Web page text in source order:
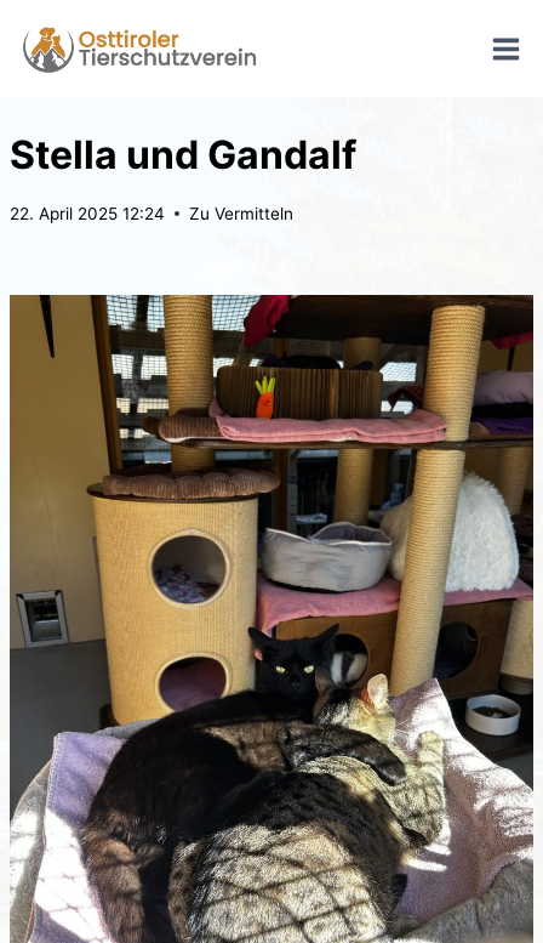
Inhalt
springen
Stella und Gandalf
22. April 2025 12:24 Zu Vermitteln